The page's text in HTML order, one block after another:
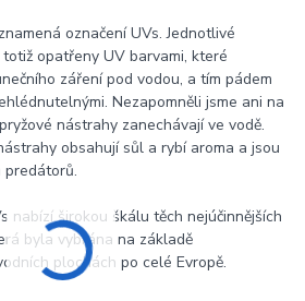
označení UVs. Jednotlivé
opatřeny UV barvami, které
záření pod vodou, a tím pádem
Nezapomněli jsme ani na
nástrahy zanechávají ve vodě.
obsahují sůl a rybí aroma a jsou
nabízí širokou škálu těch nejúčinnějších
byla vybrána na základě
plochách po celé Evropě.